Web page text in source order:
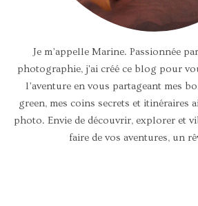
Je m’appelle Marine. Passionnée
photographie, j'ai créé ce blog pour
l’aventure en vous partageant mes
green, mes coins secrets et itinéraires
photo. Envie de découvrir, explorer et
faire de vos aventures, un